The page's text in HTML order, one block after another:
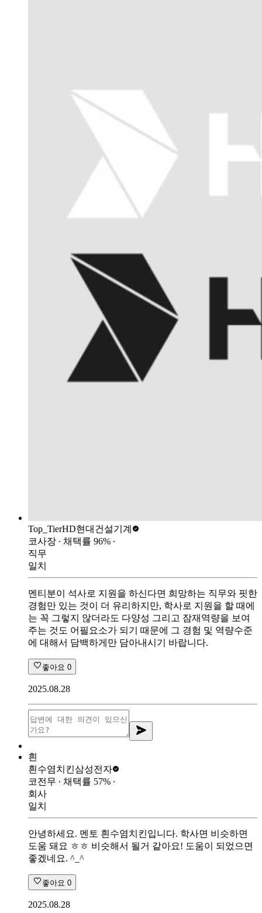
Top_TierHD현대건설기계
코사장 ∙ 채택률 96% ∙
직무
일치
멘티분이 석사로 지원을 하신다면 희망하는 직무와 핏한
경험만 있는 것이 더 유리하지만, 학사로 지원을 할 때에
는 꼭 그렇지 않더라도 다양성 그리고 잠재역량을 보여
주는 것도 어필요소가 되기 때문에 그 경험 및 역량수준
에 대해서 담백하게만 담아내시기 바랍니다.
좋아요 0
2025.08.28
흰
흰수염치킨삼성전자
코전무 ∙ 채택률 57% ∙
회사
일치
안녕하세요. 멘토 흰수염치킨입니다. 학사면 비슷하면
도움 돼요 ㅎㅎ 비슷해서 될거 같아요! 도움이 되었으면
좋겠네요. ^_^
좋아요 0
2025.08.28